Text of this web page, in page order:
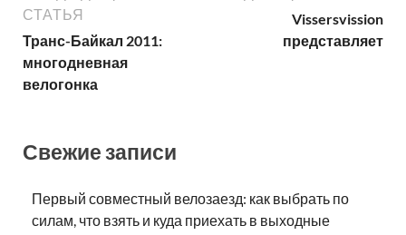
СТАТЬЯ
Транс-Байкал 2011:
многодневная
велогонка
Vissersvission
представляет
Свежие записи
Первый совместный велозаезд: как выбрать по
силам, что взять и куда приехать в выходные